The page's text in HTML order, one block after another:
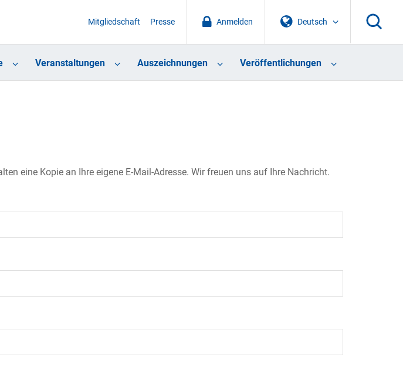
Deutsch
Anmelden
Mitgliedschaft Presse
Veranstaltungen Auszeichnungen Veröffentlichungen
eine Kopie an Ihre eigene E-Mail-Adresse. Wir freuen uns auf Ihre Nachricht.